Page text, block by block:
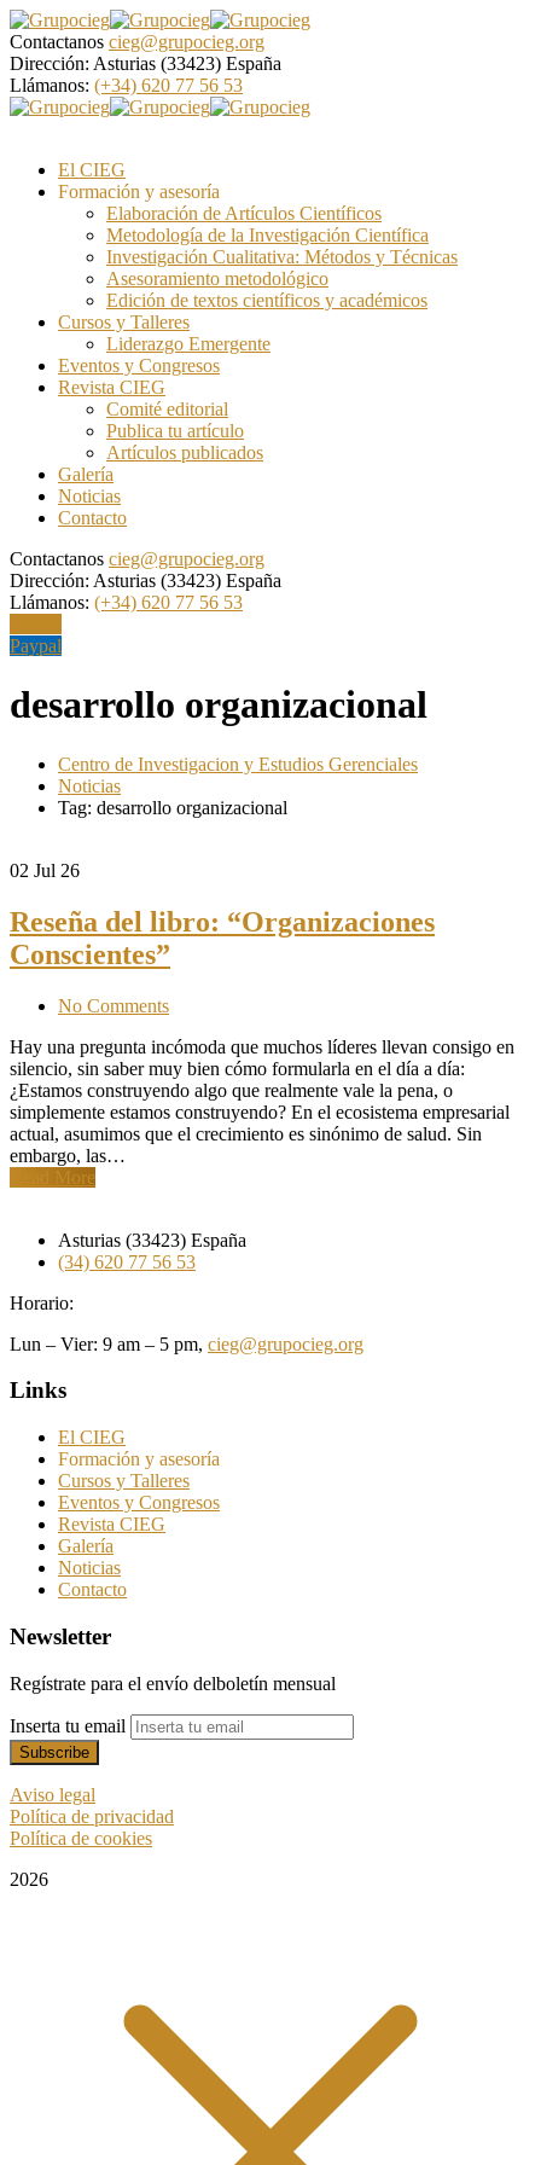
Contactanos cieg@grupocieg.org
Dirección: Asturias (33423) España
Llámanos: (+34) 620 77 56 53
El CIEG
Formación y asesoría
Elaboración de Artículos Científicos
Metodología de la Investigación Científica
Investigación Cualitativa: Métodos y Técnicas
Asesoramiento metodológico
Edición de textos científicos y académicos
Cursos y Talleres
Liderazgo Emergente
Eventos y Congresos
Revista CIEG
Comité editorial
Publica tu artículo
Artículos publicados
Galería
Noticias
Contacto
Contactanos cieg@grupocieg.org
Dirección: Asturias (33423) España
Llámanos: (+34) 620 77 56 53
Paypal
desarrollo organizacional
Centro de Investigacion y Estudios Gerenciales
Noticias
Tag: desarrollo organizacional
02 Jul 26
Reseña del libro: “Organizaciones
Conscientes”
No Comments
Hay una pregunta incómoda que muchos líderes llevan consigo en
silencio, sin saber muy bien cómo formularla en el día a día:
¿Estamos construyendo algo que realmente vale la pena, o
simplemente estamos construyendo? En el ecosistema empresarial
actual, asumimos que el crecimiento es sinónimo de salud. Sin
embargo, las…
Read More
Asturias (33423) España
(34) 620 77 56 53
Horario:
Lun – Vier: 9 am – 5 pm, cieg@grupocieg.org
Links
El CIEG
Formación y asesoría
Cursos y Talleres
Eventos y Congresos
Revista CIEG
Galería
Noticias
Contacto
Newsletter
Regístrate para el envío delboletín mensual
Inserta tu email
Aviso legal
Política de privacidad
Política de cookies
2026